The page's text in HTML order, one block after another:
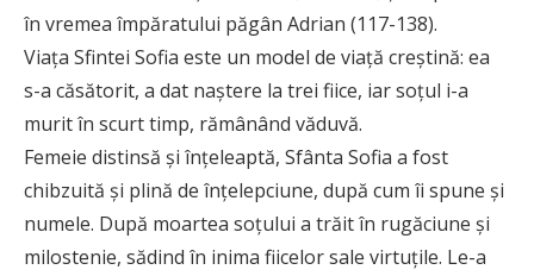
în vremea împăratului păgân Adrian (117-138).
Viaţa Sfintei Sofia este un model de viaţă creştină: ea
s-a căsătorit, a dat naştere la trei fiice, iar soţul i-a
murit în scurt timp, rămânând văduvă.
Femeie distinsă şi înţeleaptă, Sfânta Sofia a fost
chibzuită şi plină de înţelepciune, după cum îi spune şi
numele. După moartea soţului a trăit în rugăciune şi
milostenie, sădind în inima fiicelor sale virtuţile. Le-a